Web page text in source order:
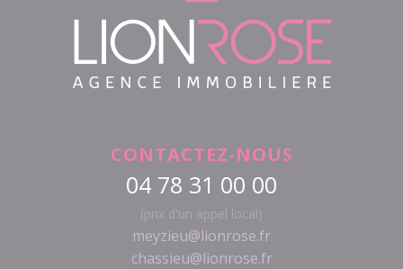
CONTACTEZ-NOUS
04 78 31 00 00
(prix d'un appel local)
meyzieu@lionrose.fr
chassieu@lionrose.fr